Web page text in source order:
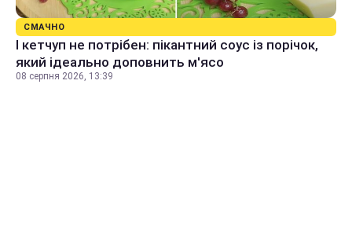
СМАЧНО
І кетчуп не потрібен: пікантний соус із порічок,
який ідеально доповнить м'ясо
08 серпня 2026, 13:39